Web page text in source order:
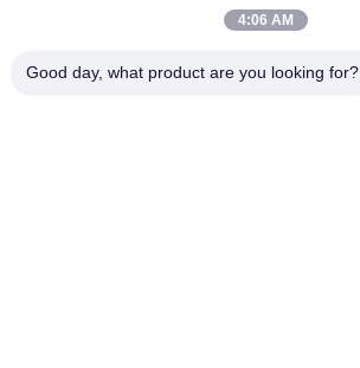
4:06 AM
Good day, what product are you looking for?